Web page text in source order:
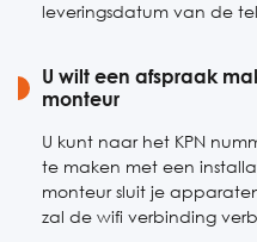
leveringsdatum van de
U wilt een afspraak
monteur
U kunt naar het KPN
te maken met een
monteur sluit je
zal de wifi verbinding